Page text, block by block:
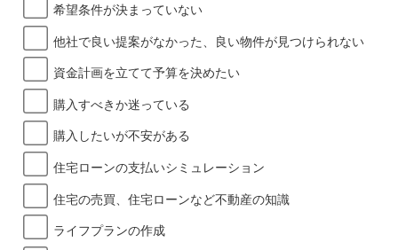
希望条件が決まっていない
他社で良い提案がなかった、良い物件が見つけられない
資金計画を立てて予算を決めたい
購入すべきか迷っている
購入したいが不安がある
住宅ローンの支払いシミュレーション
住宅の売買、住宅ローンなど不動産の知識
ライフプランの作成